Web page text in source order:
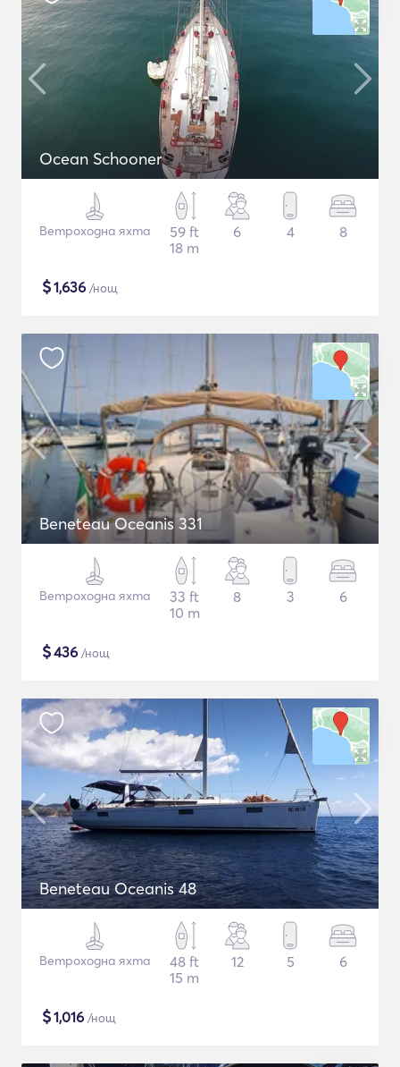
Ocean Schooner
Ветроходна яхта
59 ft
18 m
6 4 8
$1,636 /нощ
Beneteau Oceanis 331
Ветроходна яхта
33 ft
10 m
8 3 6
$436 /нощ
Beneteau Oceanis 48
Ветроходна яхта
48 ft
15 m
12 5 6
$1,016 /нощ